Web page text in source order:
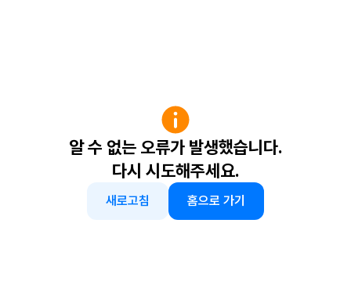
알 수 없는 오류가 발생했습니다.
다시 시도해주세요.
새로고침 홈으로 가기